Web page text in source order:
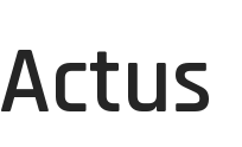
Actus